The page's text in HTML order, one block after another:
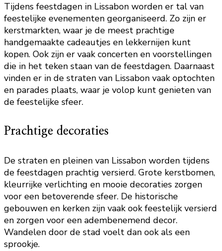
Tijdens feestdagen in Lissabon worden er tal van
feestelijke evenementen georganiseerd. Zo zijn er
kerstmarkten, waar je de meest prachtige
handgemaakte cadeautjes en lekkernijen kunt
kopen. Ook zijn er vaak concerten en voorstellingen
die in het teken staan van de feestdagen. Daarnaast
vinden er in de straten van Lissabon vaak optochten
en parades plaats, waar je volop kunt genieten van
de feestelijke sfeer.
Prachtige decoraties
De straten en pleinen van Lissabon worden tijdens
de feestdagen prachtig versierd. Grote kerstbomen,
kleurrijke verlichting en mooie decoraties zorgen
voor een betoverende sfeer. De historische
gebouwen en kerken zijn vaak ook feestelijk versierd
en zorgen voor een adembenemend decor.
Wandelen door de stad voelt dan ook als een
sprookje.